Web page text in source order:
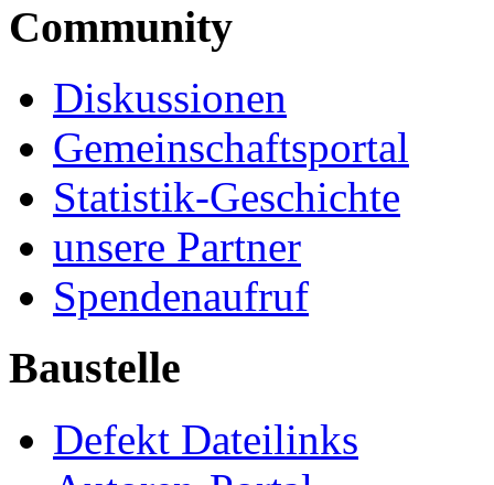
Community
Diskussionen
Gemeinschaftsportal
Statistik-Geschichte
unsere Partner
Spendenaufruf
Baustelle
Defekt Dateilinks